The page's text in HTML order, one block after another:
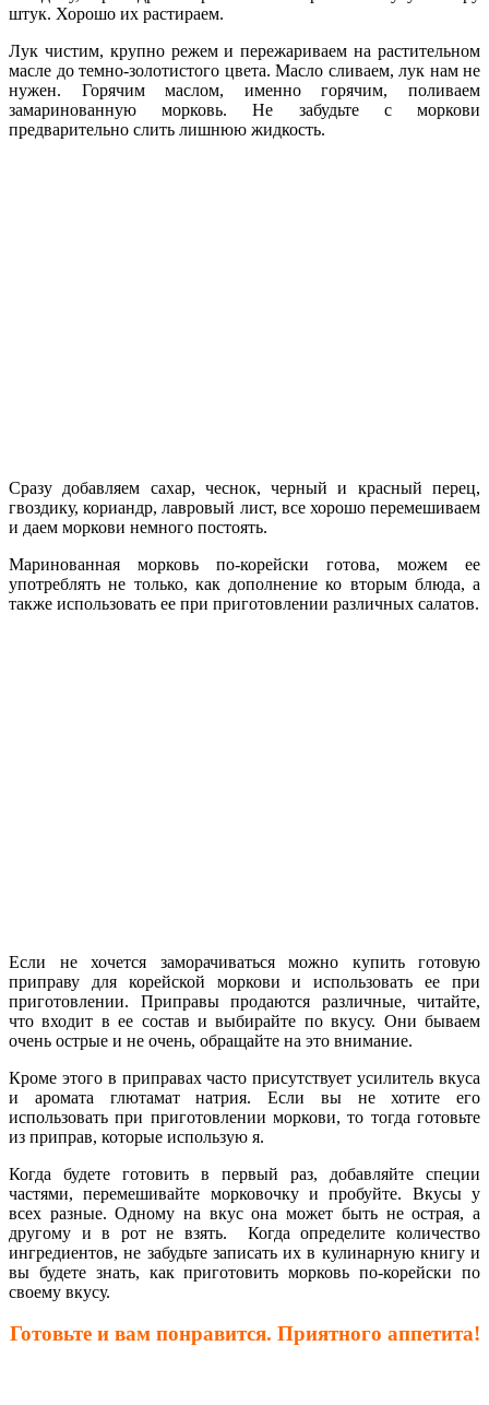
штук. Хорошо их растираем.
Лук чистим, крупно режем и пережариваем на растительном
масле до темно-золотистого цвета. Масло сливаем, лук нам не
нужен. Горячим маслом, именно горячим, поливаем
замаринованную морковь. Не забудьте с моркови
предварительно слить лишнюю жидкость.
Сразу добавляем сахар, чеснок, черный и красный перец,
гвоздику, кориандр, лавровый лист, все хорошо перемешиваем
и даем моркови немного постоять.
Маринованная морковь по-корейски готова, можем ее
употреблять не только, как дополнение ко вторым блюда, а
также использовать ее при приготовлении различных салатов.
Если не хочется заморачиваться можно купить готовую
приправу для корейской моркови и использовать ее при
приготовлении. Приправы продаются различные, читайте,
что входит в ее состав и выбирайте по вкусу. Они бываем
очень острые и не очень, обращайте на это внимание.
Кроме этого в приправах часто присутствует усилитель вкуса
и аромата глютамат натрия. Если вы не хотите его
использовать при приготовлении моркови, то тогда готовьте
из приправ, которые использую я.
Когда будете готовить в первый раз, добавляйте специи
частями, перемешивайте морковочку и пробуйте. Вкусы у
всех разные. Одному на вкус она может быть не острая, а
другому и в рот не взять. Когда определите количество
ингредиентов, не забудьте записать их в кулинарную книгу и
вы будете знать, как приготовить морковь по-корейски по
своему вкусу.
Готовьте и вам понравится. Приятного аппетита!